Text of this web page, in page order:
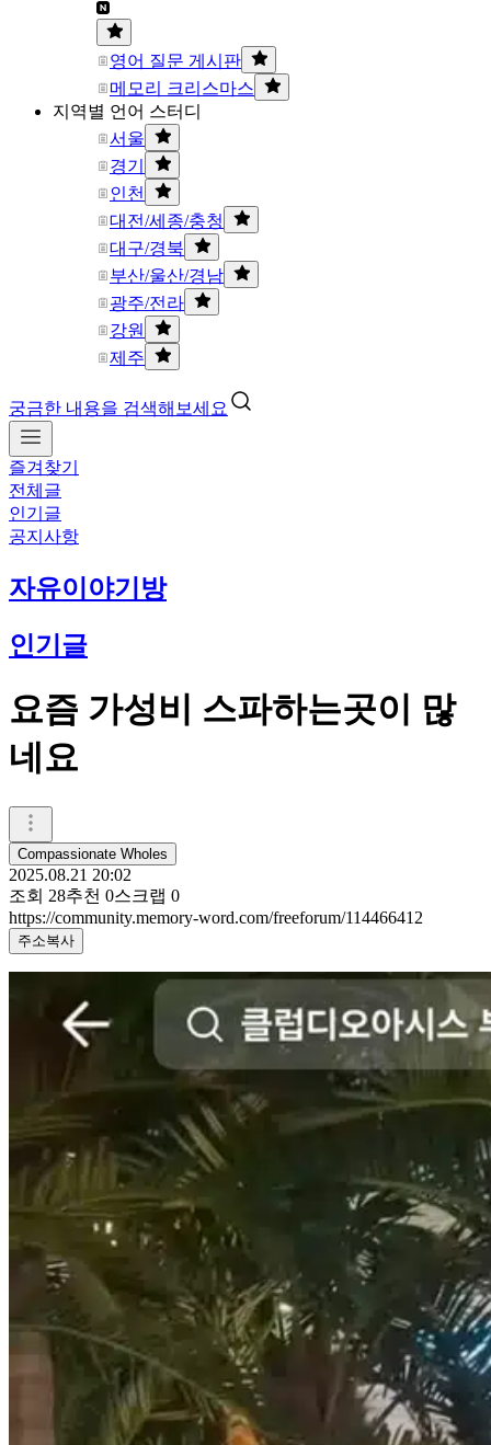
영어 질문 게시판
메모리 크리스마스
지역별 언어 스터디
서울
경기
인천
대전/세종/충청
대구/경북
부산/울산/경남
광주/전라
강원
제주
궁금한 내용을 검색해보세요
즐겨찾기
전체글
인기글
공지사항
자유이야기방
인기글
요즘 가성비 스파하는곳이 많
네요
Compassionate Wholes
2025.08.21 20:02
조회 28추천 0스크랩 0
https://community.memory-word.com/freeforum/114466412
주소복사